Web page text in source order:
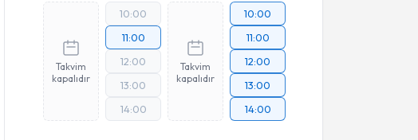
Takvim
kapalıdır
10:00
11:00
12:00
13:00
14:00
Takvim
kapalıdır
10:00
11:00
12:00
13:00
14:00